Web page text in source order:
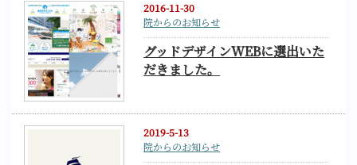
2016-11-30
院からのお知らせ
グッドデザインWEBに選出いた
だきました。
2019-5-13
院からのお知らせ